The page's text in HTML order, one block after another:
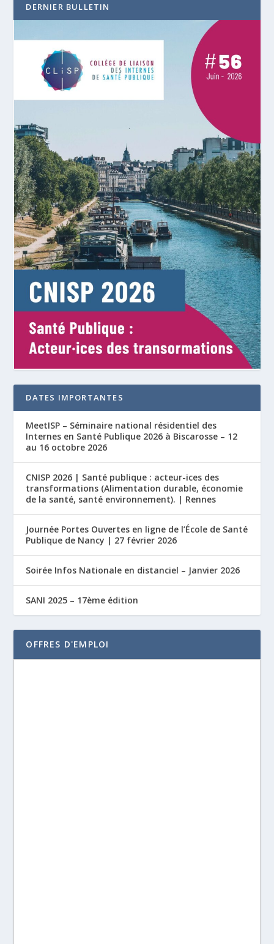
DERNIER BULLETIN
DATES IMPORTANTES
MeetISP – Séminaire national résidentiel des
Internes en Santé Publique 2026 à Biscarosse – 12
au 16 octobre 2026
CNISP 2026 | Santé publique : acteur-ices des
transformations (Alimentation durable, économie
de la santé, santé environnement). | Rennes
Journée Portes Ouvertes en ligne de l’École de Santé
Publique de Nancy | 27 février 2026
Soirée Infos Nationale en distanciel – Janvier 2026
SANI 2025 – 17ème édition
OFFRES D'EMPLOI